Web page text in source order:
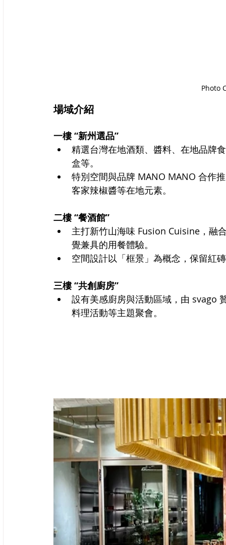
Photo
場域介紹
一樓 “新州選品”
精選台灣在地酒類、醬料、在地品牌
盒等。
特別空間與品牌 MANO MANO 合作
客家辣椒醬等在地元素。
二樓 “餐酒館”
主打新竹山海味 Fusion Cuisine，融
覺兼具的用餐體驗。
空間設計以「框景」為概念，保留紅
三樓 “共創廚房”
設有美感廚房與活動區域，由 svago
料理活動等主題聚會。